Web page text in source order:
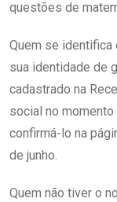
questões de
Quem se identifica
sua identidade de
cadastrado na
social no
confirmá-lo na
de junho.
Quem não tiver o